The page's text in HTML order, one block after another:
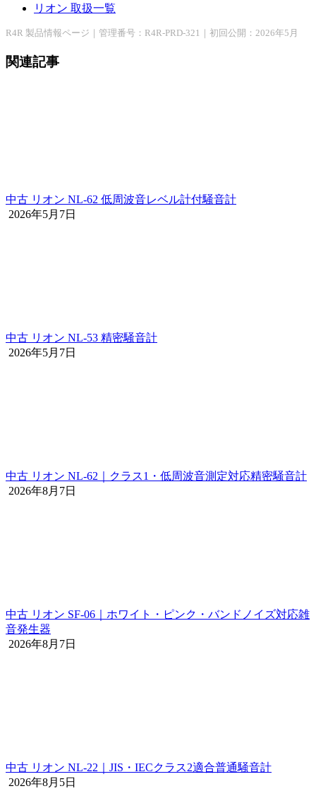
リオン 取扱一覧
R4R 製品情報ページ｜管理番号：R4R-PRD-321｜初回公開：2026年5月
関連記事
中古 リオン NL-62 低周波音レベル計付騒音計
2026年5月7日
中古 リオン NL-53 精密騒音計
2026年5月7日
中古 リオン NL-62｜クラス1・低周波音測定対応精密騒音計
2026年8月7日
中古 リオン SF-06｜ホワイト・ピンク・バンドノイズ対応雑
音発生器
2026年8月7日
中古 リオン NL-22｜JIS・IECクラス2適合普通騒音計
2026年8月5日